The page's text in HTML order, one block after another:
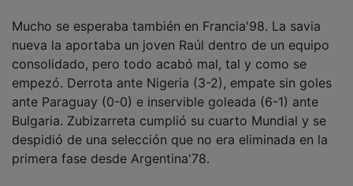
nueva la aportaba un joven Raúl dentro de un equipo
consolidado, pero todo acabó mal, tal y como se
empezó. Derrota ante Nigeria (3-2), empate sin goles
ante Paraguay (0-0) e inservible goleada (6-1) ante
Bulgaria. Zubizarreta cumplió su cuarto Mundial y se
despidió de una selección que no era eliminada en la
primera fase desde Argentina'78.